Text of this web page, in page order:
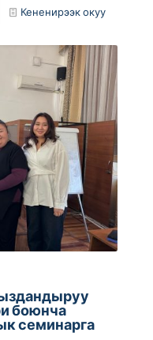
Кененирээк окуу
боюнча
семинарга